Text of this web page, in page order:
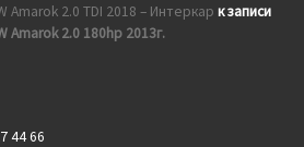
Amarok 2.0 TDI 2018 – Интеркар к записи
Amarok 2.0 180hp 2013г.
44 66